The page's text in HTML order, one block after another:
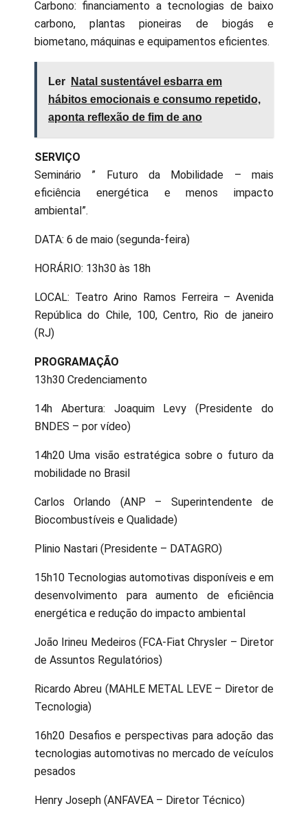
Carbono: financiamento a tecnologias de baixo
carbono, plantas pioneiras de biogás e
biometano, máquinas e equipamentos eficientes.
Ler
Natal sustentável esbarra em
hábitos emocionais e consumo repetido,
aponta reflexão de fim de ano
SERVIÇO
Seminário ” Futuro da Mobilidade – mais
eficiência energética e menos impacto
ambiental”.
DATA: 6 de maio (segunda-feira)
HORÁRIO: 13h30 às 18h
LOCAL: Teatro Arino Ramos Ferreira – Avenida
República do Chile, 100, Centro, Rio de janeiro
(RJ)
PROGRAMAÇÃO
13h30 Credenciamento
14h Abertura: Joaquim Levy (Presidente do
BNDES – por vídeo)
14h20 Uma visão estratégica sobre o futuro da
mobilidade no Brasil
Carlos Orlando (ANP – Superintendente de
Biocombustíveis e Qualidade)
Plinio Nastari (Presidente – DATAGRO)
15h10 Tecnologias automotivas disponíveis e em
desenvolvimento para aumento de eficiência
energética e redução do impacto ambiental
João Irineu Medeiros (FCA-Fiat Chrysler – Diretor
de Assuntos Regulatórios)
Ricardo Abreu (MAHLE METAL LEVE – Diretor de
Tecnologia)
16h20 Desafios e perspectivas para adoção das
tecnologias automotivas no mercado de veículos
pesados
Henry Joseph (ANFAVEA – Diretor Técnico)